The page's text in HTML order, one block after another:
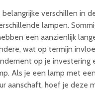
verschillen in
lampen.
een aanzienlijk
wat op termijn
op je investering
Als je een lamp met een
aanschaft, hoef je deze